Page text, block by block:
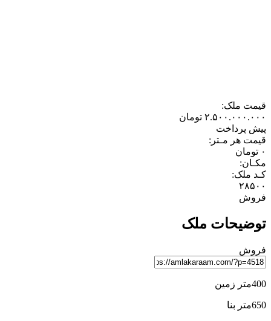
قیمت ملک:
۲.۵۰۰.۰۰۰.۰۰۰ تومان
پیش پرداخت
قیمت هر مـتر:
۰ تومان
مکـان:
کـد ملک:
۲۸۵۰۰
فروش
توضیحات ملک
فروش
400متر زمین
650متر بنا